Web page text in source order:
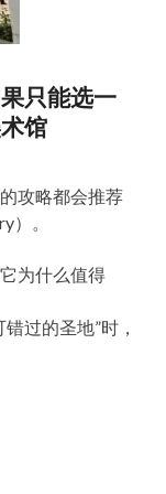
只能选一
馆
攻略都会推荐
）。
为什么值得
过的圣地”时，